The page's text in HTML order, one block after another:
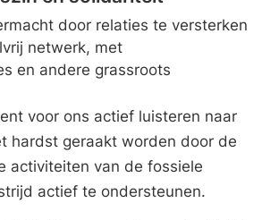
door relaties te versterken
netwerk, met
en andere grassroots
voor ons actief luisteren naar
hardst geraakt worden door de
activiteiten van de fossiele
actief te ondersteunen.